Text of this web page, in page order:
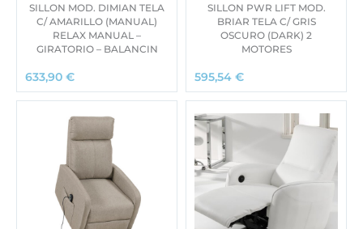
SILLON MOD. DIMIAN TELA
C/ AMARILLO (MANUAL)
RELAX MANUAL –
GIRATORIO – BALANCIN
633,90 €
SILLON PWR LIFT MOD.
BRIAR TELA C/ GRIS
OSCURO (DARK) 2
MOTORES
595,54 €